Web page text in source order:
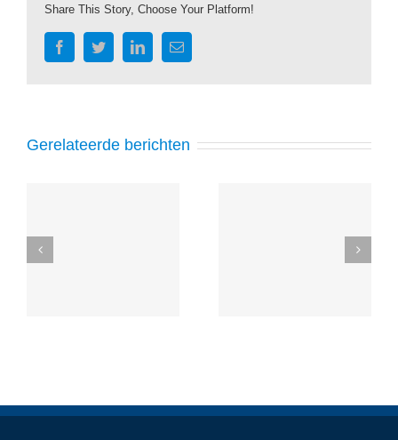
Share This Story, Choose Your Platform!
FacebookTwitterLinkedIn
E-
mail
Gerelateerde berichten